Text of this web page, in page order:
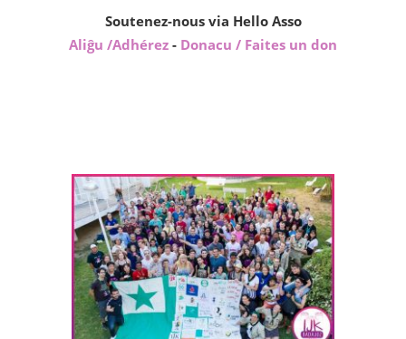
Soutenez-nous via Hello Asso
Aliĝu /Adhérez - Donacu / Faites un don